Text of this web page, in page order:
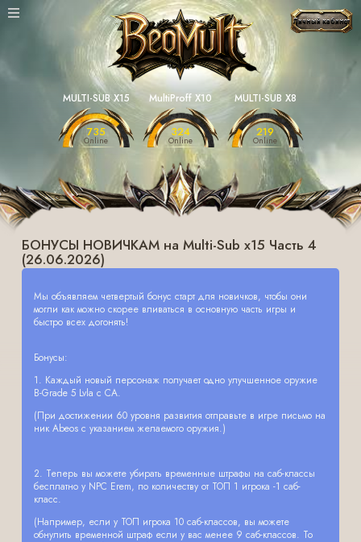
Личный кабинет
MULTI-SUB X15
735
Online
MultiProff X10
324
Online
MULTI-SUB X8
219
Online
БОНУСЫ НОВИЧКАМ на Multi-Sub x15 Часть 4
(26.06.2026)
Мы объявляем четвертый бонус старт для новичков, чтобы они
могли как можно скорее вливаться в основную часть игры и
быстро всех догонять!
Бонусы:
1. Каждый новый персонаж получает одно улучшенное оружие
B-Grade 5 Lvla с CA.
(При достижении 60 уровня развития отправьте в игре письмо на
ник Abeos с указанием желаемого оружия.)
2. Теперь вы можете убирать временные штрафы на саб-классы
бесплатно у NPC Erem, по количеству от ТОП 1 игрока -1 саб-
класс.
(Например, если у ТОП игрока 10 саб-классов, вы можете
обнулить временной штраф если у вас менее 9 саб-классов. То